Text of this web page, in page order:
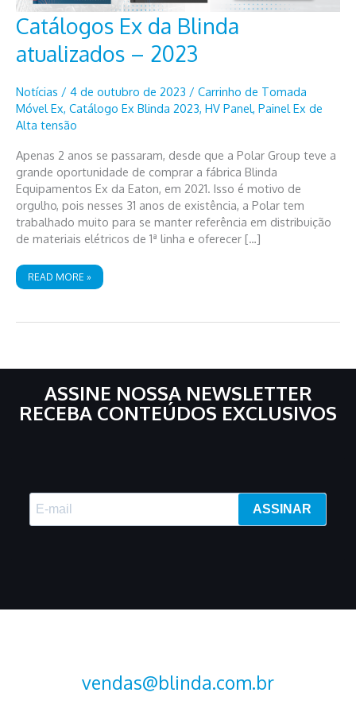
Catálogos Ex da Blinda
atualizados – 2023
Notícias / 4 de outubro de 2023 / Carrinho de Tomada
Móvel Ex, Catálogo Ex Blinda 2023, HV Panel, Painel Ex de
Alta tensão
Apenas 2 anos se passaram, desde que a Polar Group teve a
grande oportunidade de comprar a fábrica Blinda
Equipamentos Ex da Eaton, em 2021. Isso é motivo de
orgulho, pois nesses 31 anos de existência, a Polar tem
trabalhado muito para se manter referência em distribuição
de materiais elétricos de 1ª linha e oferecer […]
CATÁLOGOS
–
READ MORE »
ASSINE NOSSA NEWSLETTER
RECEBA CONTEÚDOS EXCLUSIVOS
ASSINAR
vendas@blinda.com.br
+55 (15) 2107-2376